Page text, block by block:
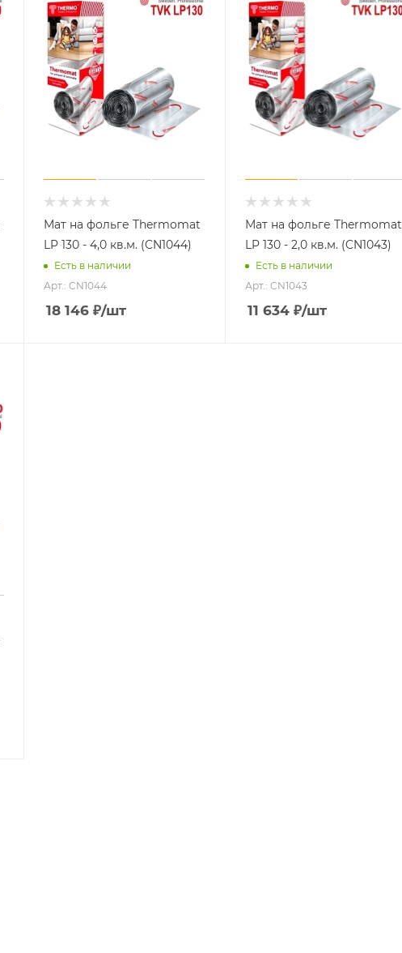
Мат на фольге Thermomat
LP 130 - 4,0 кв.м. (CN1044)
Есть в наличии
Арт.: CN1044
18 146 ₽/шт
Мат на фольге Thermomat
LP 130 - 2,0 кв.м. (CN1043)
Есть в наличии
Арт.: CN1043
11 634₽/шт